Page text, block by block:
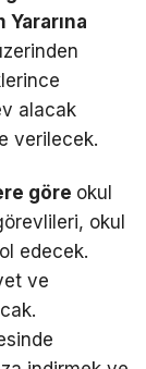
alacak
verilecek.
göre okul
okul
edecek.
ve